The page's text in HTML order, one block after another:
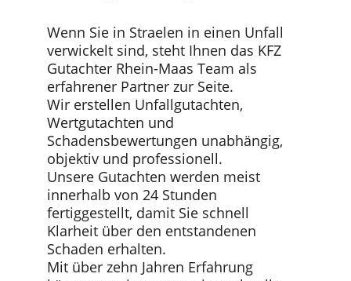
Wenn Sie in Straelen in einen Unfall
verwickelt sind, steht Ihnen das KFZ
Gutachter Rhein-Maas Team als
erfahrener Partner zur Seite.
Wir erstellen Unfallgutachten,
Wertgutachten und
Schadensbewertungen unabhängig,
objektiv und professionell.
Unsere Gutachten werden meist
innerhalb von 24 Stunden
fertiggestellt, damit Sie schnell
Klarheit über den entstandenen
Schaden erhalten.
Mit über zehn Jahren Erfahrung